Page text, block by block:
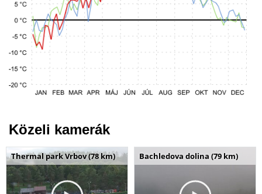
Közeli kamerák
Thermal park Vrbov (78 km) Bachledova dolina (79 km)